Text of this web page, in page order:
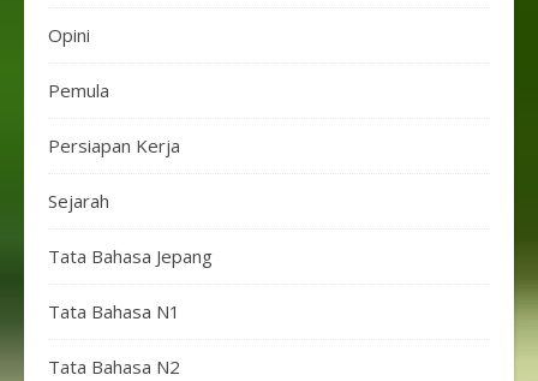
Opini
Pemula
Persiapan Kerja
Sejarah
Tata Bahasa Jepang
Tata Bahasa N1
Tata Bahasa N2